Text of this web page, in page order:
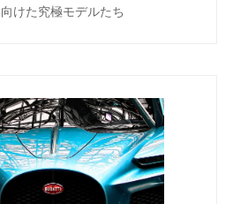
けた究極モデルたち